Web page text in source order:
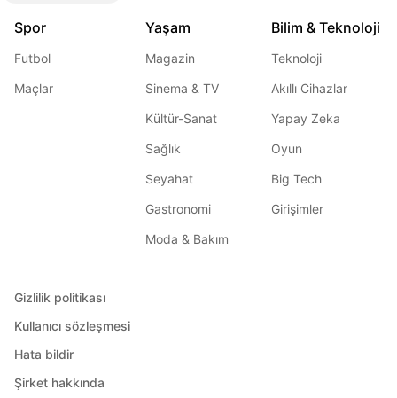
Spor
Futbol
Maçlar
Yaşam
Magazin
Sinema & TV
Kültür-Sanat
Sağlık
Seyahat
Gastronomi
Moda & Bakım
Bilim & Teknoloji
Teknoloji
Akıllı Cihazlar
Yapay Zeka
Oyun
Big Tech
Girişimler
Gizlilik politikası
Kullanıcı sözleşmesi
Hata bildir
Şirket hakkında